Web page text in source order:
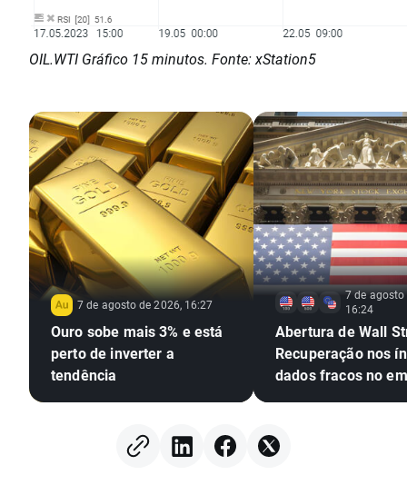
OIL.WTI Gráfico 15 minutos. Fonte: xStation5
7 de agosto de 2026, 16:27
Ouro sobe mais 3% e está
perto de inverter a
tendência
7 de agosto
16:24
Abertura de Wall
Recuperação nos
dados fracos no